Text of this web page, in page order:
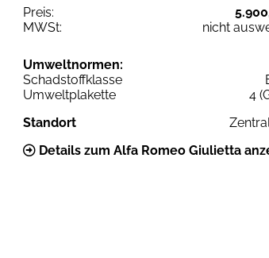
Preis:
MWSt:
nicht
Umweltnormen:
Schadstoffklasse
Umweltplakette
4
Standort
Details zum Alfa Romeo Giulietta